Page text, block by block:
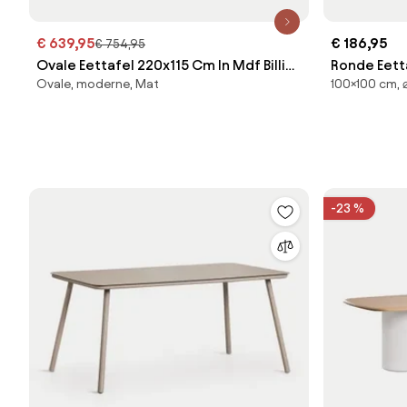
€ 639,95€ 754,95
Ovale Eettafel 220x115 Cm In Mdf Billie
Tapioca Beige - Sklum
Ovale, moderne, Mat
€ 186,95
Ronde
hout
100×100 cm,
-23 %